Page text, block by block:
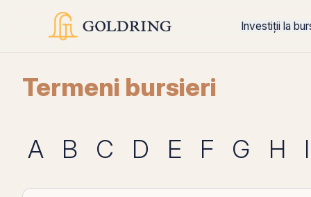
Investiții la
Termeni bursieri
A B C D E F G H I